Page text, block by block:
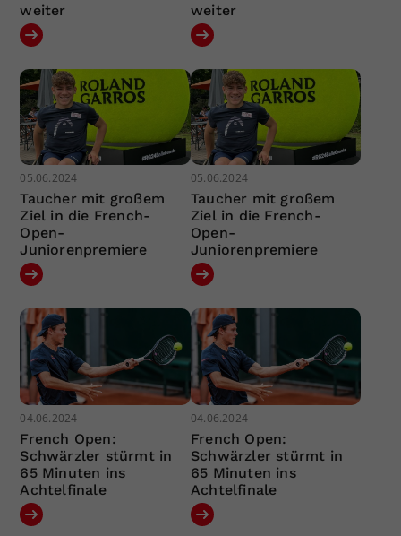
weiter
weiter
05.06.2024
Taucher mit großem
Ziel in die French-
Open-
Juniorenpremiere
05.06.2024
Taucher mit großem
Ziel in die French-
Open-
Juniorenpremiere
04.06.2024
French Open:
Schwärzler stürmt in
65 Minuten ins
Achtelfinale
04.06.2024
French Open:
Schwärzler stürmt in
65 Minuten ins
Achtelfinale